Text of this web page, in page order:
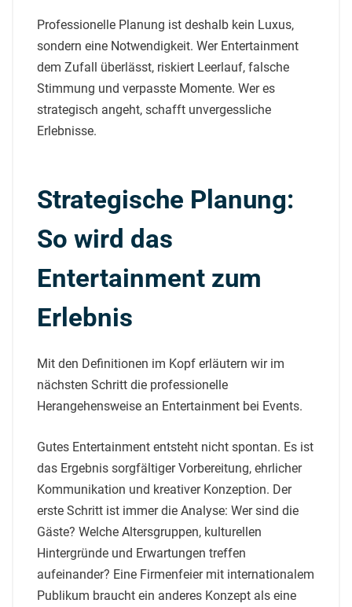
Professionelle Planung ist deshalb kein Luxus,
sondern eine Notwendigkeit. Wer Entertainment
dem Zufall überlässt, riskiert Leerlauf, falsche
Stimmung und verpasste Momente. Wer es
strategisch angeht, schafft unvergessliche
Erlebnisse.
Strategische Planung:
So wird das
Entertainment zum
Erlebnis
Mit den Definitionen im Kopf erläutern wir im
nächsten Schritt die professionelle
Herangehensweise an Entertainment bei Events.
Gutes Entertainment entsteht nicht spontan. Es ist
das Ergebnis sorgfältiger Vorbereitung, ehrlicher
Kommunikation und kreativer Konzeption. Der
erste Schritt ist immer die Analyse: Wer sind die
Gäste? Welche Altersgruppen, kulturellen
Hintergründe und Erwartungen treffen
aufeinander? Eine Firmenfeier mit internationalem
Publikum braucht ein anderes Konzept als eine